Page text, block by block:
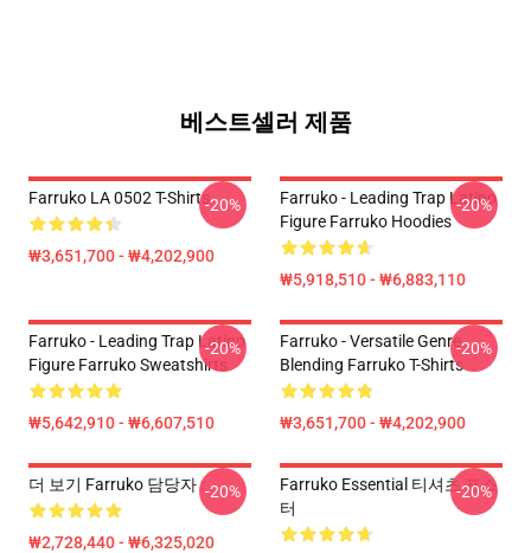
베스트셀러 제품
Farruko LA 0502 T-Shirts
₩3,651,700 - ₩4,202,900
-20%
Farruko - Leading Trap Latino
Figure Farruko Hoodies
₩5,918,510 - ₩6,883,110
-20%
Farruko - Leading Trap Latino
Figure Farruko Sweatshirts
₩5,642,910 - ₩6,607,510
-20%
Farruko - Versatile Genre
Blending Farruko T-Shirts
₩3,651,700 - ₩4,202,900
-20%
더 보기 Farruko 담당자 :
₩2,728,440 - ₩6,325,020
-20%
Farruko Essential 티셔츠 포스
터
-20%